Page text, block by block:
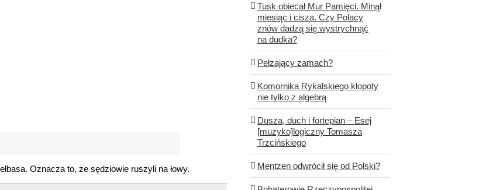
Oznacza to, że sędziowie ruszyli na łowy.
Tusk obiecał Mur Pamięci. Minął
miesiąc i cisza. Czy Polacy
znów dadzą się wystrychnąć
na dudka?
Pełzający zamach?
Komornika Rykalskiego kłopoty
nie tylko z algebrą
Dusza, duch i fortepian – Esej
[muzyko]logiczny Tomasza
Trzcińskiego
Mentzen odwrócił się od Polski?